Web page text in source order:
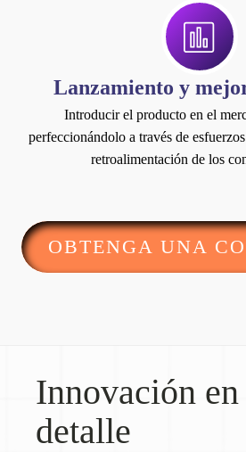
Lanzamiento y
Introducir el producto en el
perfeccionándolo a través de
retroalimentación de los
OBTENGA UNA
Innovación en
detalle